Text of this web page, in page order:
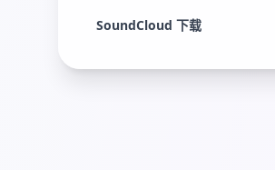
SoundCloud 下载